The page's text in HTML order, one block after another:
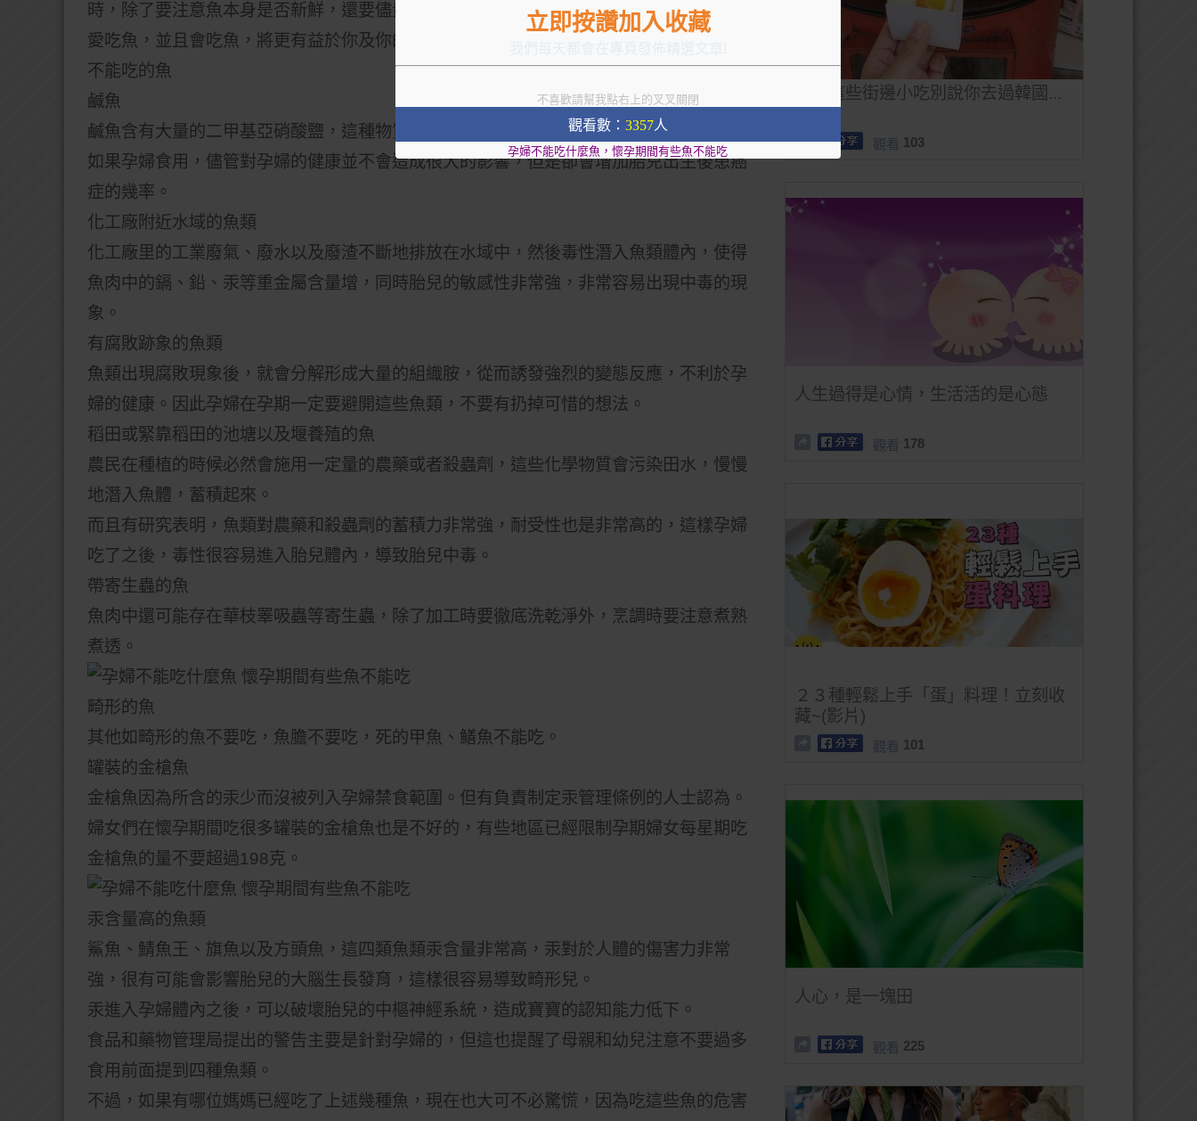
時，除了要注意魚本身是否新鮮，還要儘量避免買那些有毒的魚。
愛吃魚，並且會吃魚，將更有益於你及你的寶寶的健康。
不能吃的魚
鹹魚
鹹魚含有大量的二甲基亞硝酸鹽，這種物質的致癌性非常強。
如果孕婦食用，儘管對孕婦的健康並不會造成很大的影響，但是卻會增加胎兒出生後患癌
症的幾率。
化工廠附近水域的魚類
化工廠里的工業廢氣、廢水以及廢渣不斷地排放在水域中，然後毒性潛入魚類體內，使得
魚肉中的鎘、鉛、汞等重金屬含量增，同時胎兒的敏感性非常強，非常容易出現中毒的現
象。
有腐敗跡象的魚類
魚類出現腐敗現象後，就會分解形成大量的組織胺，從而誘發強烈的變態反應，不利於孕
婦的健康。因此孕婦在孕期一定要避開這些魚類，不要有扔掉可惜的想法。
稻田或緊靠稻田的池塘以及堰養殖的魚
農民在種植的時候必然會施用一定量的農藥或者殺蟲劑，這些化學物質會污染田水，慢慢
地潛入魚體，蓄積起來。
而且有研究表明，魚類對農藥和殺蟲劑的蓄積力非常強，耐受性也是非常高的，這樣孕婦
吃了之後，毒性很容易進入胎兒體內，導致胎兒中毒。
帶寄生蟲的魚
魚肉中還可能存在華枝睪吸蟲等寄生蟲，除了加工時要徹底洗乾淨外，烹調時要注意煮熟
煮透。
畸形的魚
其他如畸形的魚不要吃，魚膽不要吃，死的甲魚、鱔魚不能吃。
罐裝的金槍魚
金槍魚因為所含的汞少而沒被列入孕婦禁食範圍。但有負責制定汞管理條例的人士認為。
婦女們在懷孕期間吃很多罐裝的金槍魚也是不好的，有些地區已經限制孕期婦女每星期吃
金槍魚的量不要超過198克。
汞含量高的魚類
鯊魚、鯖魚王、旗魚以及方頭魚，這四類魚類汞含量非常高，汞對於人體的傷害力非常
強，很有可能會影響胎兒的大腦生長發育，這樣很容易導致畸形兒。
汞進入孕婦體內之後，可以破壞胎兒的中樞神經系統，造成寶寶的認知能力低下。
食品和藥物管理局提出的警告主要是針對孕婦的，但這也提醒了母親和幼兒注意不要過多
食用前面提到四種魚類。
不過，如果有哪位媽媽已經吃了上述幾種魚，現在也大可不必驚慌，因為吃這些魚的危害
沒吃這些街邊小吃別說你去過韓國...
觀看 103
人生過得是心情，生活活的是心態
觀看 178
２３種輕鬆上手「蛋」料理！立刻收
藏~(影片)
觀看 101
人心，是一塊田
觀看 225
立即按讚加入收藏
不喜歡請幫我點右上的叉叉關閉
觀看數： 3357人
孕婦不能吃什麼魚，懷孕期間有些魚不能吃